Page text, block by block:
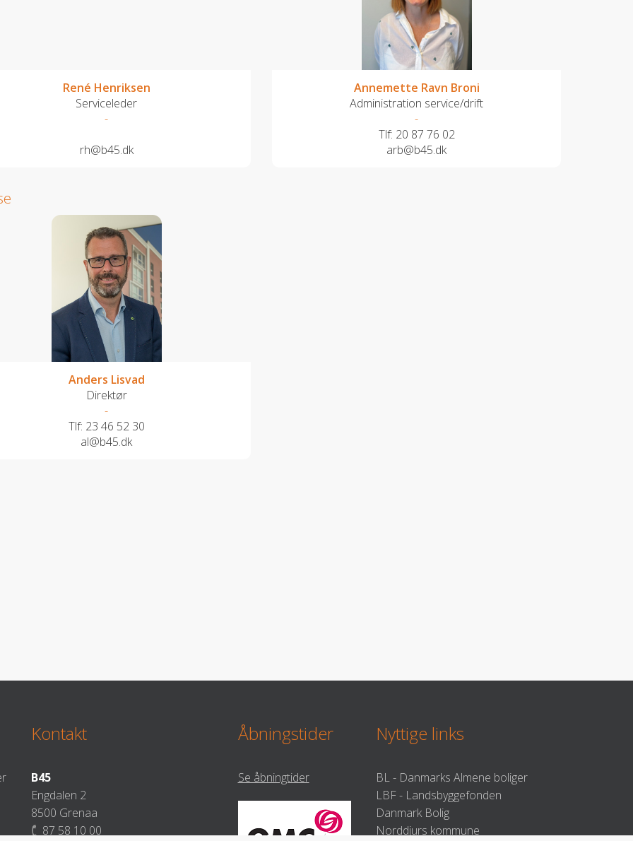
René Henriksen
Serviceleder
-
rh@b45.dk
Annemette Ravn Broni
Administration service/drift
-
Tlf: 20 87 76 02
arb@b45.dk
Anders Lisvad
Direktør
-
Tlf: 23 46 52 30
al@b45.dk
Kontakt
B45
Engdalen 2
8500 Grenaa
87 58 10 00
Åbningstider
Se åbningtider
Nyttige links
BL - Danmarks Almene boliger
LBF - Landsbyggefonden
Danmark Bolig
Norddjurs kommune